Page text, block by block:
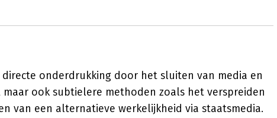
directe onderdrukking door het sluiten van media en
ook subtielere methoden zoals het verspreiden
van een alternatieve werkelijkheid via staatsmedia.